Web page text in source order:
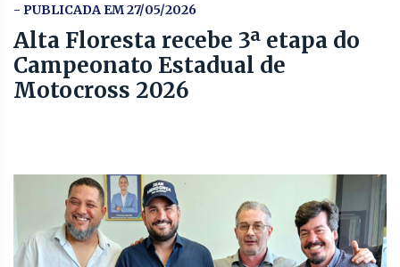
- PUBLICADA EM 27/05/2026
Alta Floresta recebe 3ª etapa do
Campeonato Estadual de
Motocross 2026